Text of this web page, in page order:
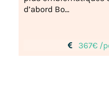
d’abord Bo...
367€ /